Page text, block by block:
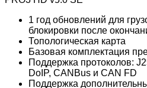
1 год обновлений для
блокировки после
Топологическая карта
Базовая комплектация
Поддержка протоколов:
DoIP, CANBus и CAN FD
Поддержка